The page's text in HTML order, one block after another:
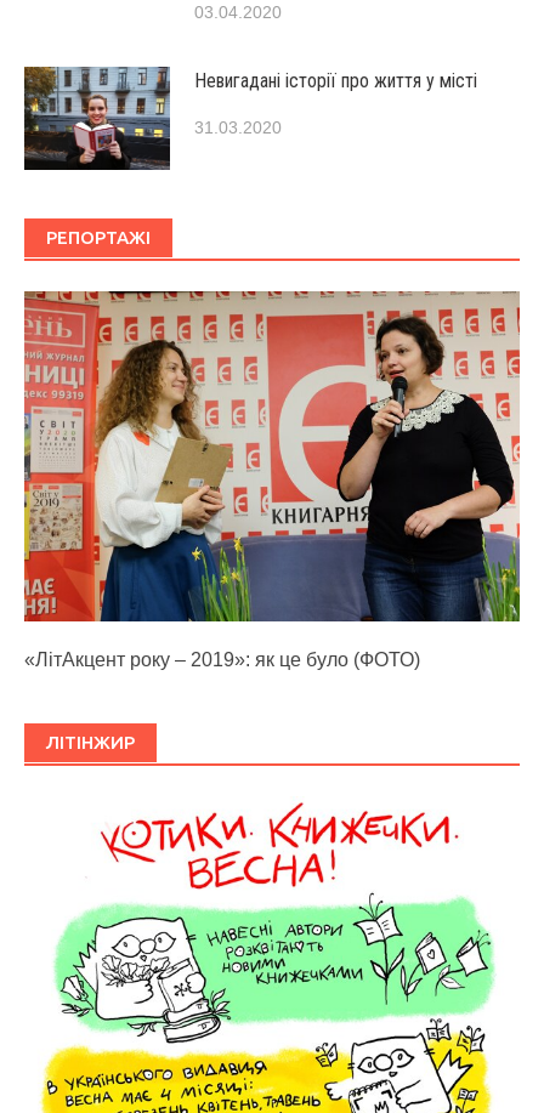
03.04.2020
Невигадані історії про життя у місті
31.03.2020
РЕПОРТАЖІ
«ЛітАкцент року – 2019»: як це було (ФОТО)
ЛІТІНЖИР